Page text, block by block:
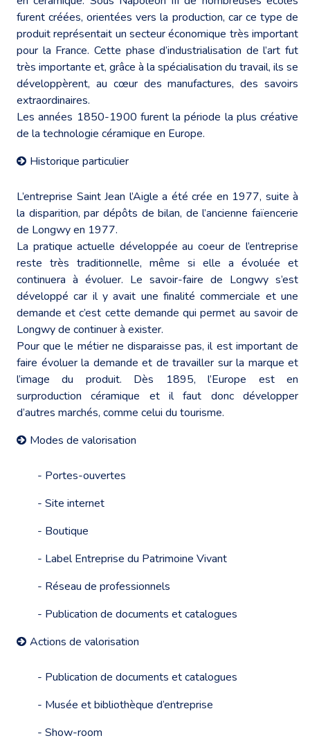
furent créées, orientées vers la production, car ce type de
produit représentait un secteur économique très important
pour la France. Cette phase d’industrialisation de l’art fut
très importante et, grâce à la spécialisation du travail, ils se
développèrent, au cœur des manufactures, des savoirs
extraordinaires.
Les années 1850-1900 furent la période la plus créative
de la technologie céramique en Europe.
Historique particulier
L’entreprise Saint Jean l’Aigle a été crée en 1977, suite à
la disparition, par dépôts de bilan, de l’ancienne faïencerie
de Longwy en 1977.
La pratique actuelle développée au coeur de l’entreprise
reste très traditionnelle, même si elle a évoluée et
continuera à évoluer. Le savoir-faire de Longwy s’est
développé car il y avait une finalité commerciale et une
demande et c’est cette demande qui permet au savoir de
Longwy de continuer à exister.
Pour que le métier ne disparaisse pas, il est important de
faire évoluer la demande et de travailler sur la marque et
l’image du produit. Dès 1895, l’Europe est en
surproduction céramique et il faut donc développer
d’autres marchés, comme celui du tourisme.
Modes de valorisation
- Portes-ouvertes
- Site internet
- Boutique
- Label Entreprise du Patrimoine Vivant
- Réseau de professionnels
- Publication de documents et catalogues
Actions de valorisation
- Publication de documents et catalogues
- Musée et bibliothèque d’entreprise
- Show-room